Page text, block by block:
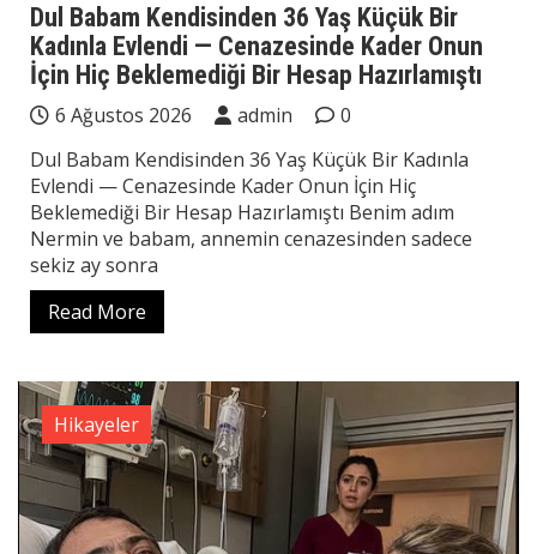
Dul Babam Kendisinden 36 Yaş Küçük Bir
Kadınla Evlendi — Cenazesinde Kader Onun
İçin Hiç Beklemediği Bir Hesap Hazırlamıştı
6 Ağustos 2026 admin
0
Dul Babam Kendisinden 36 Yaş Küçük Bir Kadınla
Evlendi — Cenazesinde Kader Onun İçin Hiç
Beklemediği Bir Hesap Hazırlamıştı Benim adım
Nermin ve babam, annemin cenazesinden sadece
sekiz ay sonra
Read More
Hikayeler